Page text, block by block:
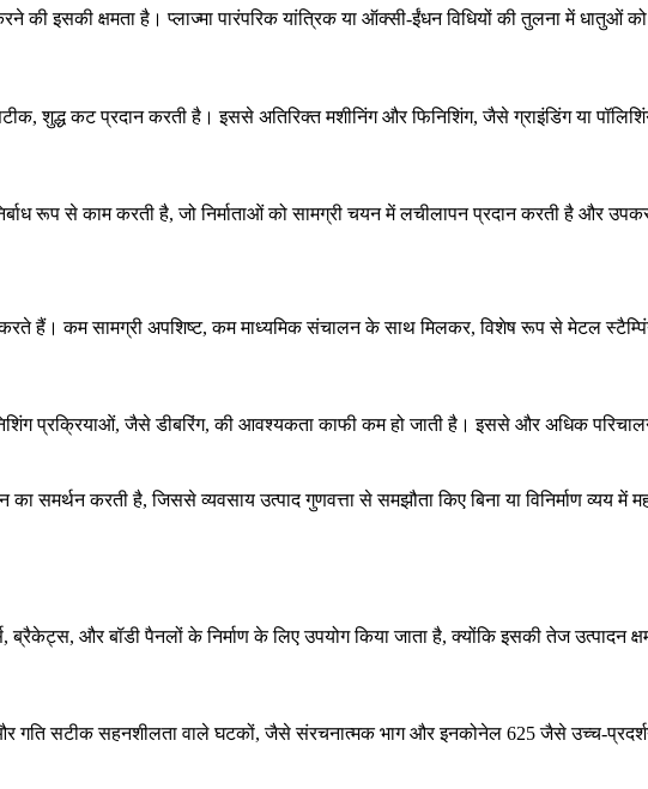
की इसकी क्षमता है। प्लाज्मा पारंपरिक यांत्रिक या ऑक्सी-ईंधन विधियों की तुलना में
शुद्ध कट प्रदान करती है। इससे अतिरिक्त मशीनिंग और फिनिशिंग, जैसेग्राइंडिंग या
रूप से काम करती है, जो निर्माताओं को सामग्री चयन में लचीलापन प्रदान करती है और
हैं। कम सामग्री अपशिष्ट, कम माध्यमिक संचालन के साथ मिलकर, विशेष रूप सेमेटल
प्रक्रियाओं, जैसेडीबरिंग, की आवश्यकता काफी कम हो जाती है। इससे और अधिक
समर्थन करती है, जिससे व्यवसाय उत्पाद गुणवत्ता से समझौता किए बिना याविनिर्माण व्ययमें
ब्रैकेट्स, और बॉडी पैनलों के निर्माण के लिए उपयोग किया जाता है, क्योंकि इसकी तेज उत्पादन
गति सटीक सहनशीलता वाले घटकों, जैसे संरचनात्मक भाग औरइनकोनेल 625जैसे उच्च-